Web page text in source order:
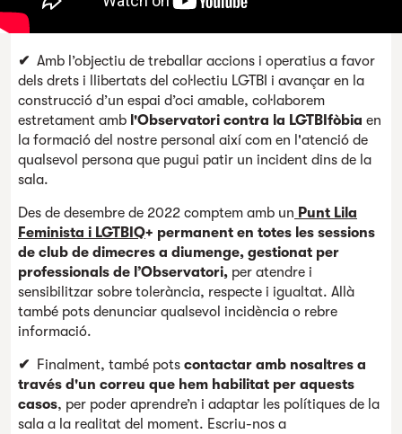
✔ Amb l’objectiu de treballar accions i operatius a favor
dels drets i llibertats del col·lectiu LGTBI i avançar en la
construcció d’un espai d’oci amable, col·laborem
estretament amb l'Observatori contra la LGTBIfòbia en
la formació del nostre personal així com en l'atenció de
qualsevol persona que pugui patir un incident dins de la
sala.
Des de desembre de 2022 comptem amb un Punt Lila
Feminista i LGTBIQ+ permanent en totes les sessions
de club de dimecres a diumenge, gestionat per
professionals de l’Observatori, per atendre i
sensibilitzar sobre tolerància, respecte i igualtat. Allà
també pots denunciar qualsevol incidència o rebre
informació.
✔ Finalment, també pots contactar amb nosaltres a
través d'un correu que hem habilitat per aquests
casos, per poder aprendre’n i adaptar les polítiques de la
sala a la realitat del moment. Escriu-nos a